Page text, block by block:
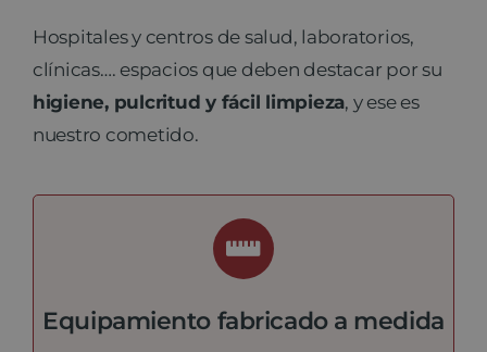
Contacto
Hospitales y centros de salud, laboratorios,
clínicas…. espacios que deben destacar por su
higiene, pulcritud y fácil limpieza, y ese es
nuestro cometido.
Equipamiento fabricado a medida